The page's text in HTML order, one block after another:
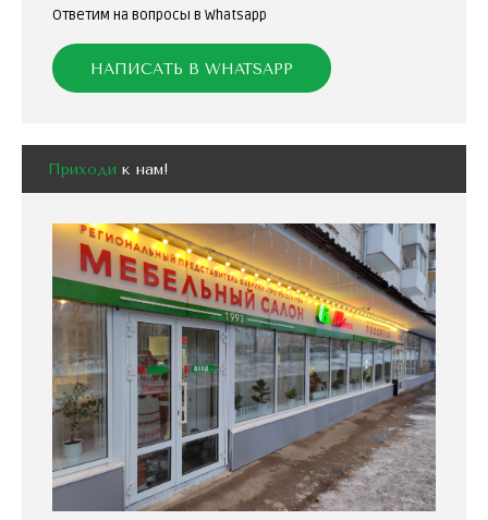
Ответим на вопросы в Whatsapp
НАПИСАТЬ В WHATSAPP
Приходи к нам!